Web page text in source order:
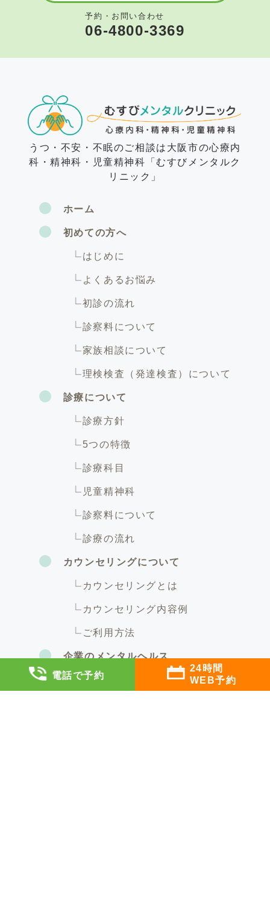
電話で予約
24時間
WEB予約
予約・お問い合わせ
06-4800-3369
うつ・不安・不眠のご相談は大阪市の心療内
科・精神科・児童精神科「むすびメンタルク
リニック」
ホーム
初めての方へ
はじめに
よくあるお悩み
初診の流れ
診察料について
家族相談について
理検検査（発達検査）について
診療について
診療方針
5つの特徴
診療科目
児童精神科
診察料について
診療の流れ
カウンセリングについて
カウンセリングとは
カウンセリング内容例
ご利用方法
企業のメンタルヘルス
企業のご担当者様へ